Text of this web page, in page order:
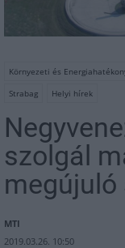
Környezeti és
Strabag
Helyi hírek
szolgál
megújuló
MTI
2019.03.26. 10:50